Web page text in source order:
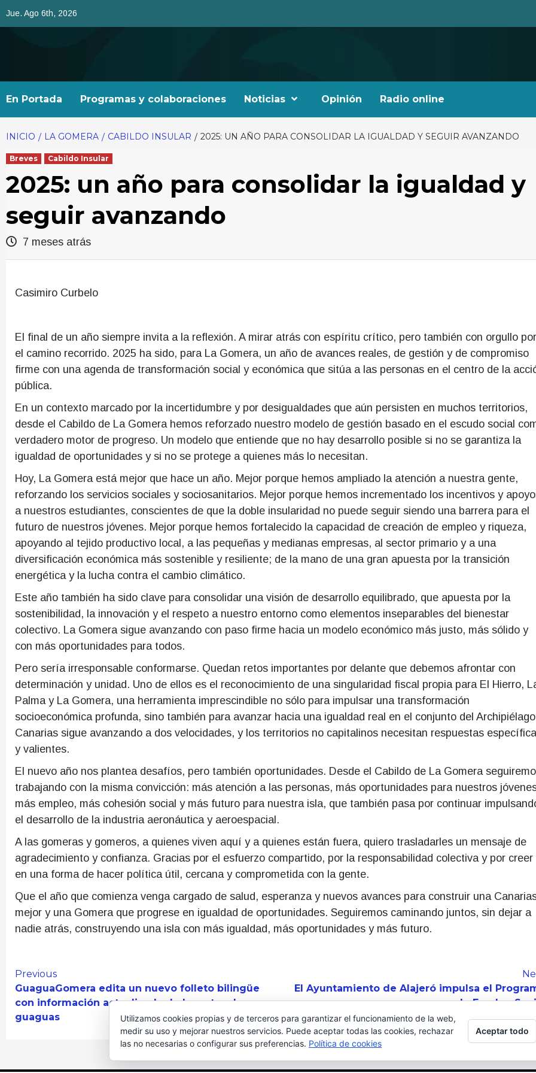
Jue. Ago 6th, 2026
En Portada Programas y colaboraciones Noticias Opinión Radio online
INICIO LA GOMERA CABILDO INSULAR 2025: UN AÑO PARA CONSOLIDAR LA IGUALDAD Y SEGUIR AVANZANDO
Breves Cabildo Insular
2025: un año para consolidar la igualdad y
seguir avanzando
7 meses atrás
Casimiro Curbelo
El final de un año siempre invita a la reflexión. A mirar atrás con espíritu crítico, pero también con orgullo por
el camino recorrido. 2025 ha sido, para La Gomera, un año de avances reales, de gestión y de compromiso
firme con una agenda de transformación social y económica que sitúa a las personas en el centro de la
pública.
En un contexto marcado por la incertidumbre y por desigualdades que aún persisten en muchos territorios,
desde el Cabildo de La Gomera hemos reforzado nuestro modelo de gestión basado en el escudo social
verdadero motor de progreso. Un modelo que entiende que no hay desarrollo posible si no se garantiza la
igualdad de oportunidades y si no se protege a quienes más lo necesitan.
Hoy, La Gomera está mejor que hace un año. Mejor porque hemos ampliado la atención a nuestra gente,
reforzando los servicios sociales y sociosanitarios. Mejor porque hemos incrementado los incentivos y
a nuestros estudiantes, conscientes de que la doble insularidad no puede seguir siendo una barrera para el
futuro de nuestros jóvenes. Mejor porque hemos fortalecido la capacidad de creación de empleo y riqueza,
apoyando al tejido productivo local, a las pequeñas y medianas empresas, al sector primario y a una
diversificación económica más sostenible y resiliente; de la mano de una gran apuesta por la transición
energética y la lucha contra el cambio climático.
Este año también ha sido clave para consolidar una visión de desarrollo equilibrado, que apuesta por la
sostenibilidad, la innovación y el respeto a nuestro entorno como elementos inseparables del bienestar
colectivo. La Gomera sigue avanzando con paso firme hacia un modelo económico más justo, más sólido y
con más oportunidades para todos.
Pero sería irresponsable conformarse. Quedan retos importantes por delante que debemos afrontar con
determinación y unidad. Uno de ellos es el reconocimiento de una singularidad fiscal propia para El Hierro,
Palma y La Gomera, una herramienta imprescindible no sólo para impulsar una transformación
socioeconómica profunda, sino también para avanzar hacia una igualdad real en el conjunto del
Canarias sigue avanzando a dos velocidades, y los territorios no capitalinos necesitan respuestas
y valientes.
El nuevo año nos plantea desafíos, pero también oportunidades. Desde el Cabildo de La Gomera
trabajando con la misma convicción: más atención a las personas, más oportunidades para nuestros
más empleo, más cohesión social y más futuro para nuestra isla, que también pasa por continuar
el desarrollo de la industria aeronáutica y aeroespacial.
A las gomeras y gomeros, a quienes viven aquí y a quienes están fuera, quiero trasladarles un mensaje de
agradecimiento y confianza. Gracias por el esfuerzo compartido, por la responsabilidad colectiva y por creer
en una forma de hacer política útil, cercana y comprometida con la gente.
Que el año que comienza venga cargado de salud, esperanza y nuevos avances para construir una
mejor y una Gomera que progrese en igualdad de oportunidades. Seguiremos caminando juntos, sin dejar a
nadie atrás, construyendo una isla con más igualdad, más oportunidades y más futuro.
Continue
Reading
Previous
GuaguaGomera edita un nuevo folleto bilingüe
con información actualizada de las rutas de
guaguas
El Ayuntamiento de Alajeró impulsa el
de Empleo
Utilizamos cookies propias y de terceros para garantizar el funcionamiento de la web,
medir su uso y mejorar nuestros servicios. Puede aceptar todas las cookies, rechazar
las no necesarias o configurar sus preferencias. Política de cookies
Aceptar todo